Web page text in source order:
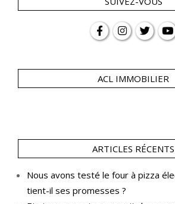
ACL IMMOBILIER
ARTICLES RÉCENTS
Nous avons testé le four à pizza
tient-il ses promesses ?